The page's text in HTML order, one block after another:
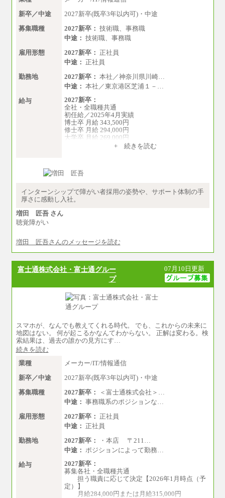
新卒／中途
2027新卒(既卒3年以内可)・中途
募集職種
2027新卒： 技術職、事務職
中途： 技術職、事務職
雇用形態
2027新卒： 正社員
中途： 正社員
勤務地
2027新卒： 本社／神奈川県川崎…
中途： 本社／東京港区芝浦１－…
給与
2027新卒：
全社・全職種共通
初任給／2025年4月実績
博士卒 月給 343,500円
修士卒 月給 294,000円
大学卒 月給 269,000円
※試用期間の給与に変更はございません
ます。
円
+ 続きを読む
インターンシップで障がい者採用の姿勢や、サポート体制の手
厚さに感動し入社。
増田 匠吾 さん
聴覚障がい
増田 匠吾さんのメッセージを読む
富士通株式会社・富士通グルー
プ
07月10日更新
スマホが、なんでも教えてくれる時代。 でも、これからの未来に
地図はない。 何が起こるかなんてわからない。 正解は変わる。検
索結果は、過去の誰かの見方にす…
続きを読む
業種
メーカー/IT/情報通信
新卒／中途
2027新卒(既卒3年以内可)・中途
募集職種
2027新卒：
＜富士通株式会社＞…
中途： 事務職系のポジションな…
雇用形態
2027新卒： 正社員
中途： 正社員
勤務地
2027新卒：
・本店 〒211…
中途： ポジションによって勤務…
給与
2027新卒：
募集各社・全職種共通
担う職責に応じて決定【2026年1月時点（予
定）】
月給284,000円または月給315,000円